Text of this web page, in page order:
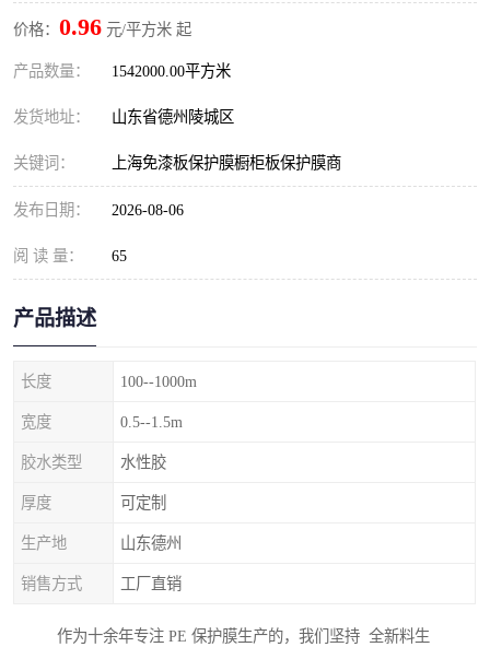
价格： 0.96 元/平方米 起
产品数量： 1542000.00平方米
发货地址： 山东省德州陵城区
关键词： 上海免漆板保护膜橱柜板保护膜商
发布日期： 2026-08-06
阅 读 量： 65
产品描述
长度 100--1000m
宽度 0.5--1.5m
胶水类型 水性胶
厚度 可定制
生产地 山东德州
销售方式 工厂直销
作为十余年专注 PE 保护膜生产的，我们坚持 全新料生